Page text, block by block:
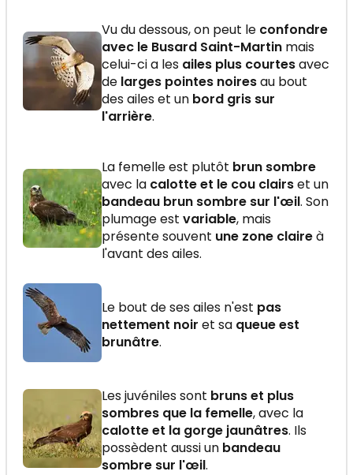
Vu du dessous, on peut le confondre
avec le Busard Saint-Martin mais
celui-ci a les ailes plus courtesavec
de larges pointes noiresau bout
des ailes et un bord gris sur
l'arrière.
La femelle est plutôt brun sombre
avec la calotte et le cou clairset un
bandeau brun sombre sur l'œil. Son
plumage est variable, mais
présente souvent une zone claireà
l'avant des ailes.
Le bout de ses ailes n'est pas
nettement noir et sa queue est
brunâtre.
Les juvéniles sont bruns et plus
sombres que la femelle, avec la
calotte et la gorge jaunâtres. Ils
possèdent aussi un bandeau
sombre sur l'œil.